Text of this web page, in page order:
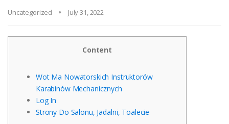
Uncategorized July 31, 2022
Content
Wot Ma Nowatorskich Instruktorów
Karabinów Mechanicznych
Log In
Strony Do Salonu, Jadalni, Toalecie